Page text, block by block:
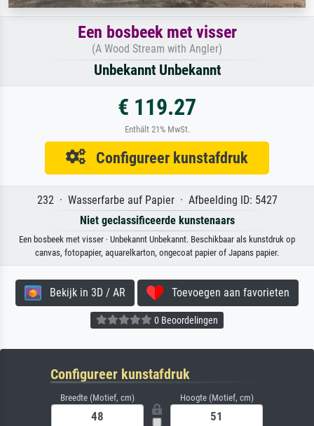
Een bosbeek met visser
(A Wood Stream with Angler)
Unbekannt Unbekannt
€ 119.27
Enthält 21% MwSt.
Configureer kunstafdruk
232 · Wasserfarbe auf Papier · Afbeelding ID: 5427
Niet geclassificeerde kunstenaars
Een bosbeek met visser · Unbekannt Unbekannt. Beschikbaar als kunstdruk op
canvas, fotopapier, aquarelkarton, ongecoat papier of Japans papier.
Bekijk in 3D / AR Toevoegen aan favorieten
0 Beoordelingen
Configureer kunstafdruk
Breedte (Motief, cm) Hoogte (Motief, cm)